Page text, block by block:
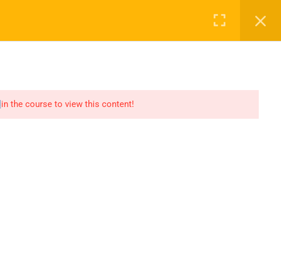
Login
in the course to view this content!